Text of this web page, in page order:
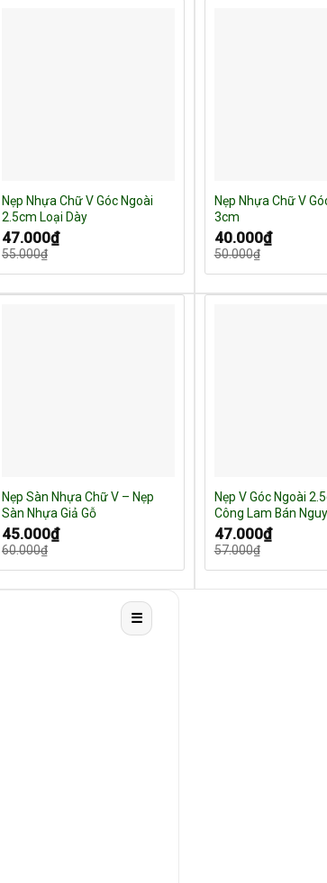
Nẹp Nhựa Chữ V Góc Ngoài
2.5cm Loại Dày
55.000₫
Giá
gốc
là:
47.000₫
Giá
hiện
tại
47.000₫.
Nẹp Nhựa Chữ V
3cm
50.000₫
Giá
gốc
là:
40.000₫
Giá
hiện
tại
40.000₫.
Nẹp Sàn Nhựa Chữ V – Nẹp
Sàn Nhựa Giả Gỗ
60.000₫
Giá
gốc
là:
45.000₫
Giá
hiện
tại
45.000₫.
Nẹp V Góc Ngoài
Công Lam Bán
57.000₫
Giá
gốc
là:
47.000₫
Giá
hiện
tại
47.000₫.
☰